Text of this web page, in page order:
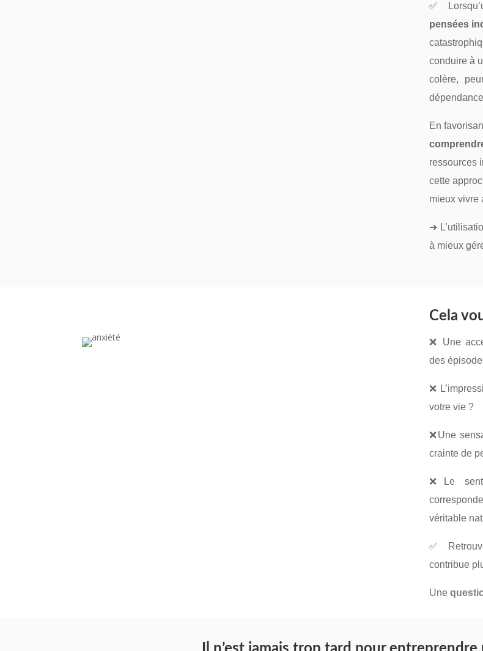
✅
pensées
conduire à
colère,
En
ressources
cette
mieux vivre
➜
à mieux
Cela
❌ Une
des
❌
votre vie ?
❌Une
crainte de
❌Le
véritable
✅
contribue
Une